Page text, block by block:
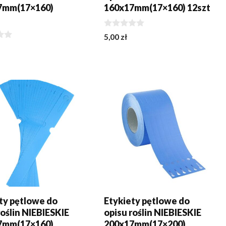
160x17mm(17×160) 12szt
0
z
5,00 zł
pętlowe do
NIEBIESKIE
Etykiety pętlowe do
opisu roślin NIEBIESKIE